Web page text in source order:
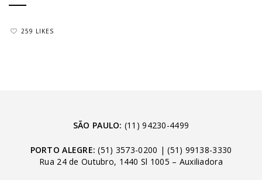
259 LIKES
SÃO PAULO: (11) 94230-4499
PORTO ALEGRE: (51) 3573-0200 |(51) 99138-3330
Rua 24 de Outubro, 1440 Sl 1005 – Auxiliadora